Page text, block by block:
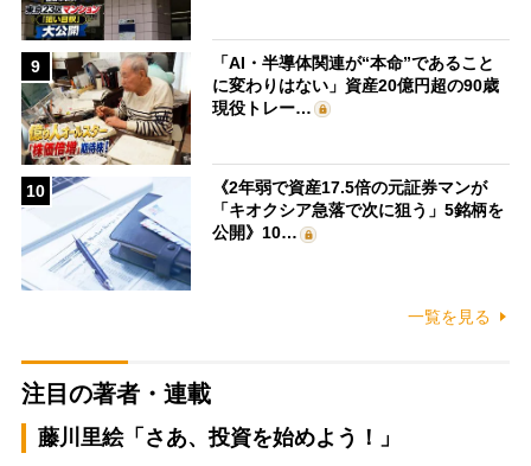
9
「AI・半導体関連が“本命”であること
に変わりはない」資産20億円超の90歳
現役トレー…
10
《2年弱で資産17.5倍の元証券マンが
「キオクシア急落で次に狙う」5銘柄を
公開》10…
一覧を見る
注目の著者・連載
藤川里絵「さあ、投資を始めよう！」